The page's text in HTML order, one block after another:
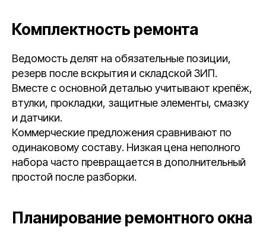
Комплектность ремонта
Ведомость делят на обязательные позиции,
резерв после вскрытия и складской ЗИП.
Вместе с основной деталью учитывают крепёж,
втулки, прокладки, защитные элементы, смазку
и датчики.
Коммерческие предложения сравнивают по
одинаковому составу. Низкая цена неполного
набора часто превращается в дополнительный
простой после разборки.
Планирование ремонтного окна